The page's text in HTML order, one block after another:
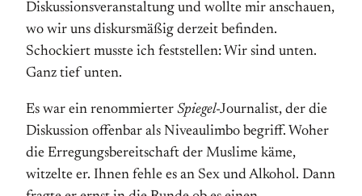
Diskussionsveranstaltung und wollte mir anschauen,
wo wir uns diskursmäßig der­zeit befinden.
Schockiert musste ich feststellen: Wir sind unten.
Ganz tief unten.
Es war ein renommierter Spiegel-Journalist, der die
Diskussion offenbar als Niveaulimbo begriff. Woher
die Erregungsbereitschaft der Muslime käme,
witzelte er. Ihnen fehle es an Sex und Alkohol. Dann